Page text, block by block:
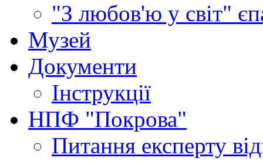
"З любов'ю у світ"
Музей
Документи
Інструкції
НПФ "Покрова"
Питання експерту